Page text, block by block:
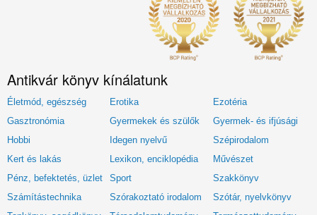
Antikvár könyv kínálatunk
Életmód, egészség Erotika
Ezotéria
Gasztronómia
Gyermekek és szülők
Gyermek- és ifjúsági
Hobbi
Idegen nyelvű
Szépirodalom
Kert és lakás
Lexikon, enciklopédia
Művészet
Pénz, befektetés, üzlet
Sport
Szakkönyv
Számítástechnika
Szórakoztató irodalom
Szótár, nyelvkönyv